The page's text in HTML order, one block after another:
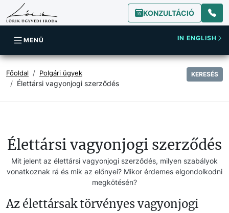
KONZULTÁCIÓ
MENÜ IN ENGLISH
Főoldal Polgári ügyek
Élettársi vagyonjogi szerződés
KERESÉS
Élettársi vagyonjogi szerződés
Mit jelent az élettársi vagyonjogi szerződés, milyen szabályok
vonatkoznak rá és mik az előnyei? Mikor érdemes elgondolkodni
megkötésén?
Az élettársak törvényes vagyonjogi